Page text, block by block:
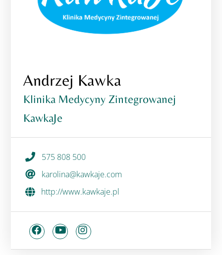
Andrzej Kawka
Klinika Medycyny Zintegrowanej
KawkaJe
575 808 500
karolina@kawkaje.com
http://www.kawkaje.pl